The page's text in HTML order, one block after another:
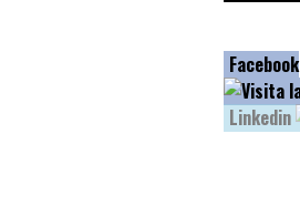
Facebook
Linkedin